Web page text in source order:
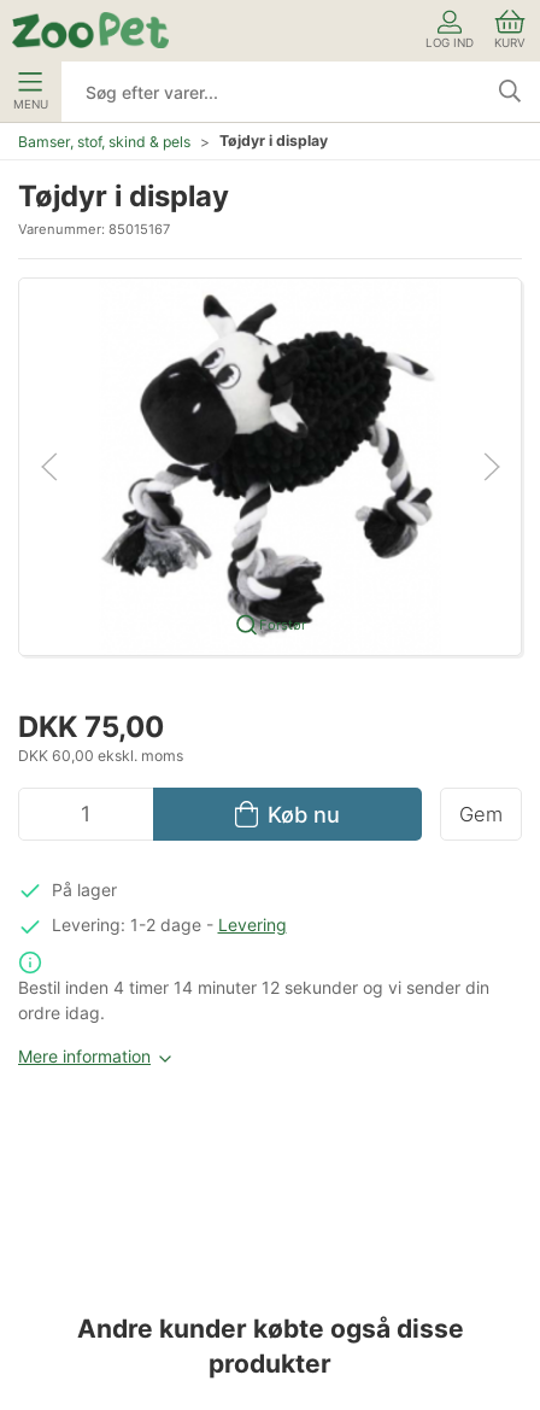
LOG IND KURV
MENU
Bamser, stof, skind & pels Tøjdyr i display
Tøjdyr i display
Varenummer: 85015167
Forstør
DKK 75,00
DKK 60,00 ekskl. moms
Køb nu Gem
På lager
Levering: 1-2 dage- Levering
Bestil inden 4 timer 14 minuter 12 sekunder og vi sender din
ordre idag.
Mere information
Andre kunder købte også disse
produkter